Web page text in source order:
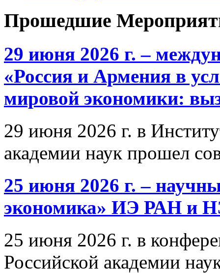
Прошедшие
29 июня 2026 г. –
«Россия и Армения в
мировой экономики:
29 июня 2026 г. в
академии наук прошел
25 июня 2026 г. –
экономика» ИЭ РАН и
25 июня 2026 г. в
Российской академии